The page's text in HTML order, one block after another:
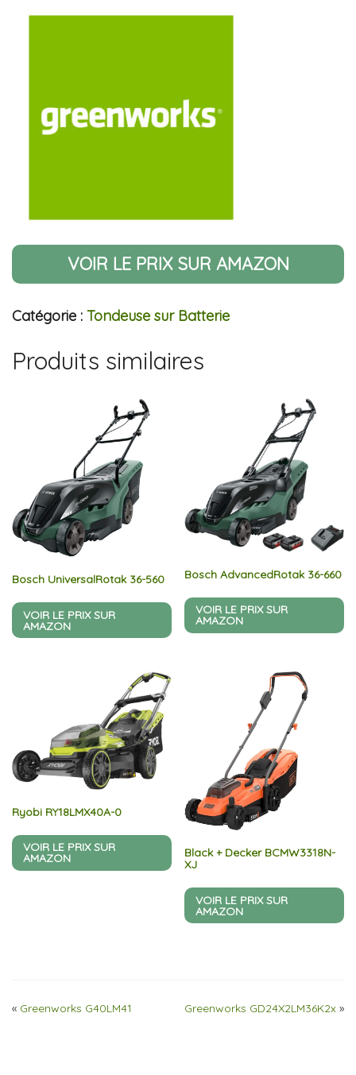
VOIR LE PRIX SUR AMAZON
Catégorie : Tondeuse sur Batterie
Produits similaires
Bosch UniversalRotak 36-560
VOIR LE PRIX SUR
AMAZON
Bosch AdvancedRotak 36-660
VOIR LE PRIX SUR
AMAZON
Ryobi RY18LMX40A-0
VOIR LE PRIX SUR
AMAZON
Black + Decker BCMW3318N-
XJ
VOIR LE PRIX SUR
AMAZON
« Greenworks G40LM41 Greenworks GD24X2LM36K2x »